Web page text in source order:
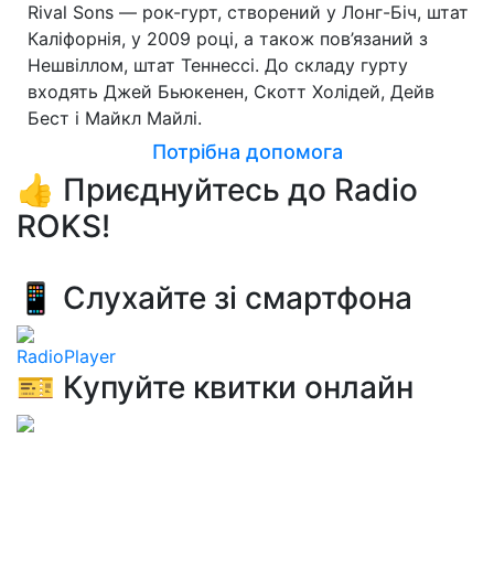
Rival Sons — рок-гурт, створений у Лонг-Біч, штат
Каліфорнія, у 2009 році, а також пов’язаний з
Нешвіллом, штат Теннессі. До складу гурту
входять Джей Бьюкенен, Скотт Холідей, Дейв
Бест і Майкл Майлі.
Потрібна допомога
👍 Приєднуйтесь до Radio
ROKS!
📱 Слухайте зі смартфона
RadioPlayer
🎫 Купуйте квитки онлайн